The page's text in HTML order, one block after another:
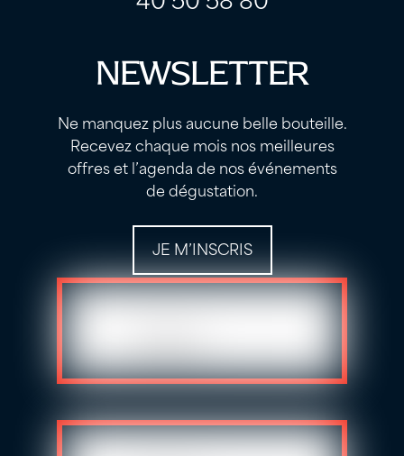
NEWSLETTER
Ne manquez plus aucune belle bouteille.
Recevez chaque mois nos meilleures
offres et l’agenda de nos événements
de dégustation.
JE M’INSCRIS